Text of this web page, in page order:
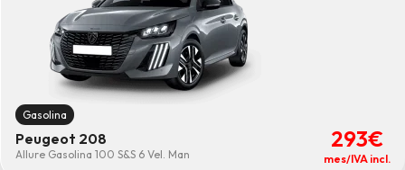
Gasolina
Peugeot 208
Allure Gasolina 100 S&S 6 Vel. Man
293€
mes/IVA incl.